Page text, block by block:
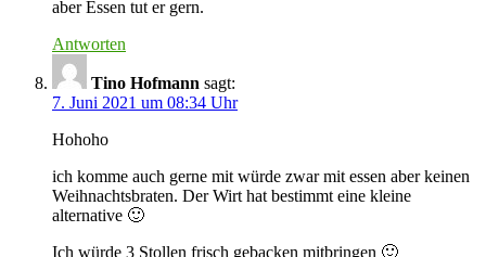
aber Essen tut er gern.
Antworten
Tino Hofmann sagt:
7. Juni 2021 um 08:34 Uhr
Hohoho
ich komme auch gerne mit würde zwar mit essen aber keinen
Weihnachtsbraten. Der Wirt hat bestimmt eine kleine
alternative 🙂
Ich würde 3 Stollen frisch gebacken mitbringen 🙂